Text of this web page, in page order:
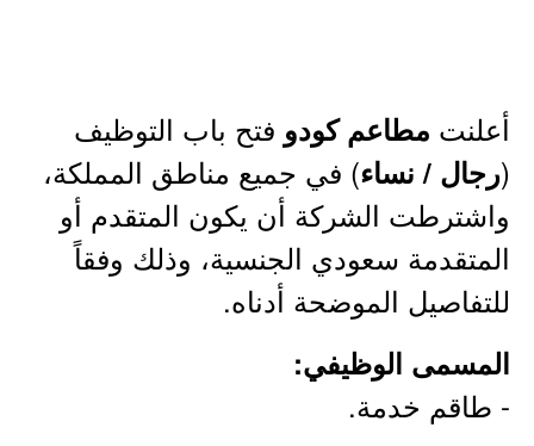
أعلنت مطاعم كودو فتح باب التوظيف
(رجال / نساء) في جميع مناطق المملكة،
واشترطت الشركة أن يكون المتقدم أو
المتقدمة سعودي الجنسية، وذلك وفقاً
للتفاصيل الموضحة أدناه.
المسمى الوظيفي:
- طاقم خدمة.